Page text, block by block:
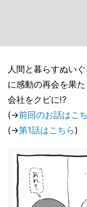
人間と暮らすぬい
に感動の再会を果
会社をクビに!?
(→前回のお話はこ
(→第1話はこちら)